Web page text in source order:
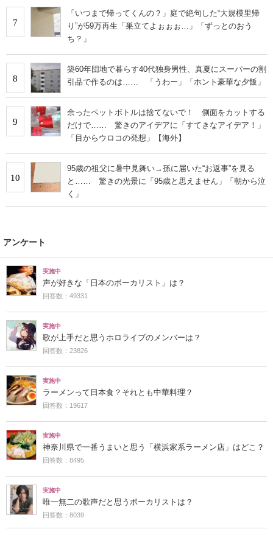
7
「いつまで帰ってくんの？」庭で絶句した“大規模里帰
り”が59万再生「巣立てよぉぉぉ…」「ずっとのおう
ち？」
8
築60年団地で暮らす40代独身男性、真夏にスーパーの割
引品で作るのは…… 「うわー」「ホント豪華な夕飯」
9
余ったペットボトルは捨てないで！ 側面をカットする
だけで…… 驚きのアイデアに「すてきなアイデア！」
「目からウロコの発想」【海外】
10
95歳の祖父に暑中見舞い→孫に届いた“お返事”を見る
と…… 驚きの光景に「95歳と思えません」「朝から泣
く」
アンケート
実施中
声が好きな「日本のボーカリスト」は？
回答数：49331
実施中
歌が上手だと思うホロライブのメンバーは？
回答数：23826
実施中
ラーメンって日本食？それとも中華料理？
回答数：19617
実施中
神奈川県で一番うまいと思う「横浜家系ラーメン店」はどこ？
回答数：8495
実施中
唯一無二の歌声だと思うボーカリストは？
回答数：8039